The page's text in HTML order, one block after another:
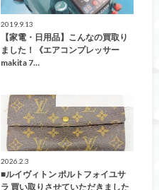
2019.9.13
【家電・日用品】こんなの買取り
ました！《エアコンプレッサー
makita 7…
2026.2.3
■ルイヴィトン ポルトフォイユサ
ラ 買い取りさせていただきました